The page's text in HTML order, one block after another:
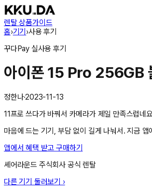
렌탈 상품가이드
홈›기기›사용 후기
꾸다Pay 실사용 후기
아이폰 15 Pro
정한나·2023-11-13
11프로 쓰다가 바꿔서 카메라가 제일 만족스럽네
마음에 드는 기기, 부담 없이 길게 나눠서. 지금
앱에서 혜택 받고 구매하기
셰어라운드 주식회사 공식 렌탈
다른 기기 둘러보기 ›